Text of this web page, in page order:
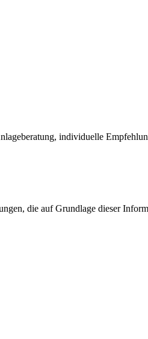
individuelle
die auf Grundlage dieser